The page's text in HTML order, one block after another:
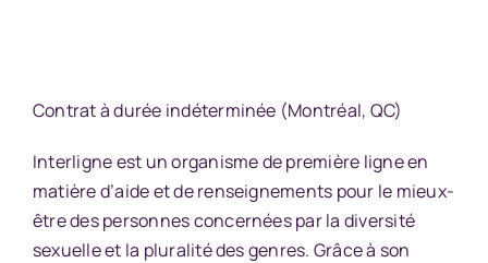
Contrat à durée indéterminée (Montréal, QC)
Interligne est un organisme de première ligne en
matière d’aide et de renseignements pour le mieux-
être des personnes concernées par la diversité
sexuelle et la pluralité des genres. Grâce à son